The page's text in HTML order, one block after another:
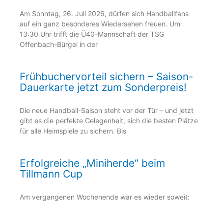
Am Sonntag, 26. Juli 2026, dürfen sich Handballfans
auf ein ganz besonderes Wiedersehen freuen. Um
13:30 Uhr trifft die Ü40-Mannschaft der TSG
Offenbach-Bürgel in der
Frühbuchervorteil sichern – Saison-
Dauerkarte jetzt zum Sonderpreis!
Die neue Handball-Saison steht vor der Tür – und jetzt
gibt es die perfekte Gelegenheit, sich die besten Plätze
für alle Heimspiele zu sichern. Bis
Erfolgreiche „Miniherde“ beim
Tillmann Cup
Am vergangenen Wochenende war es wieder soweit: